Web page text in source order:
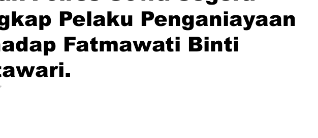
Pelaku Penganiayaan
Fatmawati Binti
dari 5 bintang.